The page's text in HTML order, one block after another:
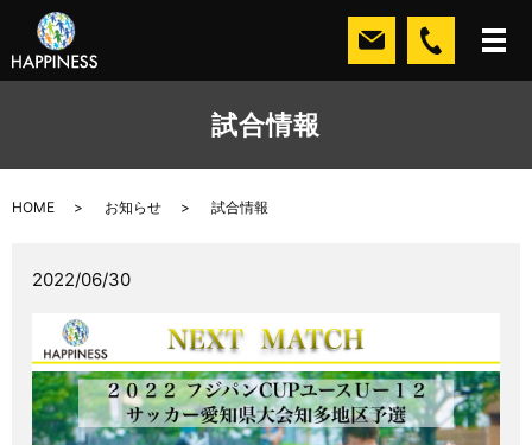
試合情報
HOME お知らせ 試合情報
2022/06/30